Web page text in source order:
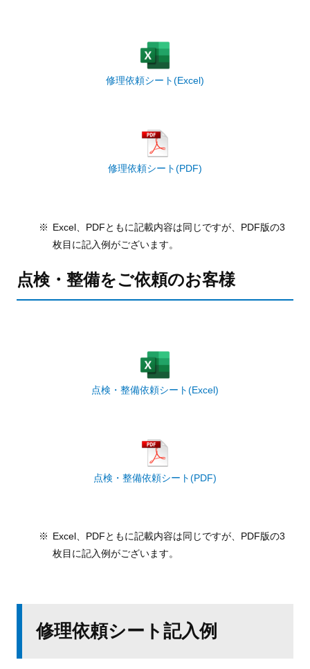
修理依頼シート(Excel)
修理依頼シート(PDF)
Excel、PDFともに記載内容は同じですが、PDF版の3
枚目に記入例がございます。
点検・整備をご依頼のお客様
点検・整備依頼シート(Excel)
点検・整備依頼シート(PDF)
Excel、PDFともに記載内容は同じですが、PDF版の3
枚目に記入例がございます。
修理依頼シート記入例